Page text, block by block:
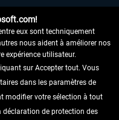
eux sont techniquement
nous aident à améliorer nos
expérience utilisateur.
sur Accepter tout. Vous
dans les paramètres de
modifier votre sélection à tout
de protection des